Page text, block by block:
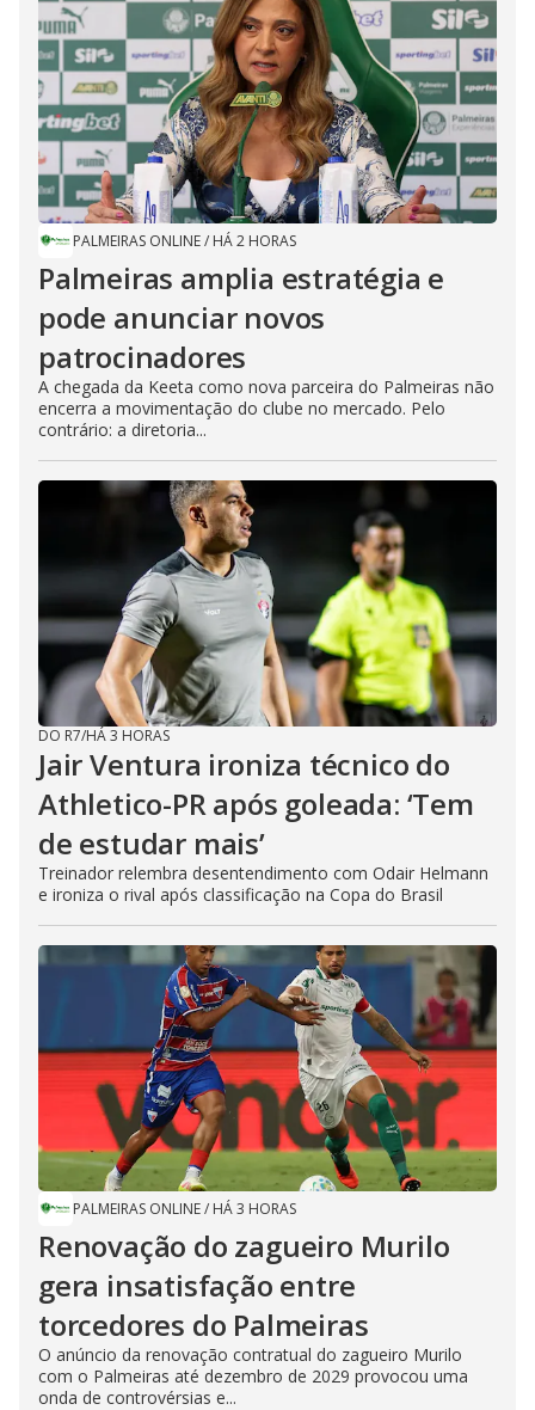
PALMEIRAS ONLINE/ HÁ 2 HORAS
Palmeiras amplia estratégia e
pode anunciar novos
patrocinadores
A chegada da Keeta como nova parceira do Palmeiras não
encerra a movimentação do clube no mercado. Pelo
contrário: a diretoria...
DO R7/HÁ 3 HORAS
Jair Ventura ironiza técnico do
Athletico-PR após goleada: ‘Tem
de estudar mais’
Treinador relembra desentendimento com Odair Helmann
e ironiza o rival após classificação na Copa do Brasil
PALMEIRAS ONLINE/ HÁ 3 HORAS
Renovação do zagueiro Murilo
gera insatisfação entre
torcedores do Palmeiras
O anúncio da renovação contratual do zagueiro Murilo
com o Palmeiras até dezembro de 2029 provocou uma
onda de controvérsias e...